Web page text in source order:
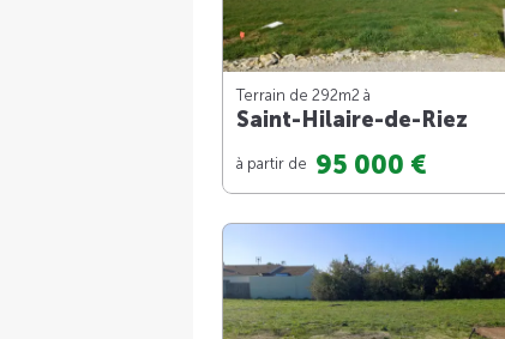
Terrain de 292m2 à
Saint-Hilaire-de-Riez
à partir de 95 000 €